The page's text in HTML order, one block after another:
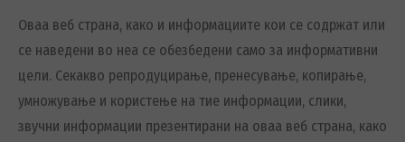
Оваа веб страна, како и информациите кои се содржат или
се наведени во неа се обезбедени само за информативни
цели. Секакво репродуцирање, пренесување, копирање,
умножување и користење на тие информации, слики,
звучни информации презентирани на оваа веб страна, како